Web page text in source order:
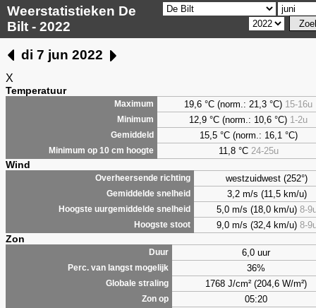
Weerstatistieken De
Bilt - 2022
di 7 jun 2022
X
Temperatuur
Maximum 19,6 °C (norm.: 21,3 °C) 15-16u
Minimum 12,9 °C (norm.: 10,6 °C) 1-2u
Gemiddeld 15,5 °C (norm.: 16,1 °C)
Minimum op 10 cm hoogte 11,8 °C 24-25u
Wind
Overheersende richting westzuidwest (252°)
Gemiddelde snelheid 3,2 m/s (11,5 km/u)
Hoogste uurgemiddelde snelheid 5,0 m/s (18,0 km/u) 8-
Hoogste stoot 9,0 m/s (32,4 km/u) 8-
Zon
Duur 6,0 uur
Perc. van langst mogelijk 36%
Globale straling 1768 J/cm² (204,6 W/m²)
Zon op 05:20